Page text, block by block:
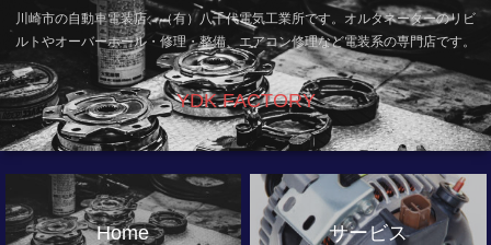
川崎市の自動車電装店、（有）八千代電気工業所です。オルタネーターのリビ
ルトやオーバーホール・修理・整備、エアコン修理など電装系の専門店です。
YDK FACTORY
Home サービス